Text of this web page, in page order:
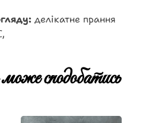
делікатне прання
сподобатись